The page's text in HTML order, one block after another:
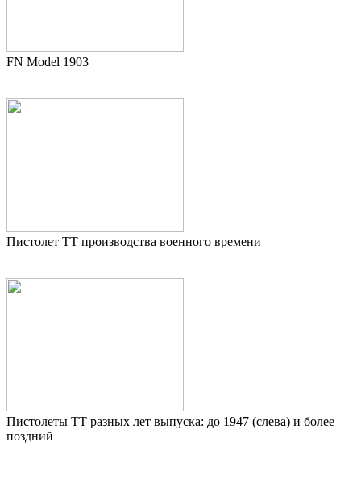
FN Model 1903
Пистолет ТТ производства военного времени
Пистолеты ТТ разных лет выпуска: до 1947 (слева) и более
поздний